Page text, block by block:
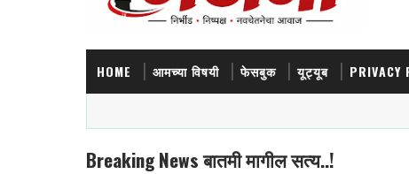
HOME आमच्या विषयी फेसबुक यूट्यूब PRIVACY
Breaking News बातमी मागील सत्य..!